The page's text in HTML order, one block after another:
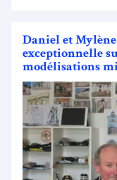
Daniel et
exceptionnelle
modélisations